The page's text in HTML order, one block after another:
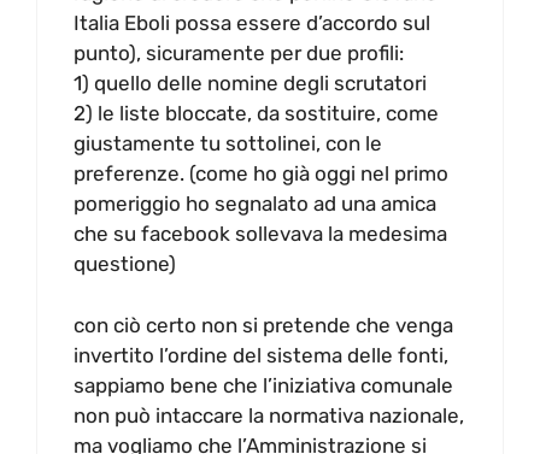
Italia Eboli possa essere d’accordo sul
punto), sicuramente per due profili:
1) quello delle nomine degli scrutatori
2) le liste bloccate, da sostituire, come
giustamente tu sottolinei, con le
preferenze. (come ho già oggi nel primo
pomeriggio ho segnalato ad una amica
che su facebook sollevava la medesima
questione)
con ciò certo non si pretende che venga
invertito l’ordine del sistema delle fonti,
sappiamo bene che l’iniziativa comunale
non può intaccare la normativa nazionale,
ma vogliamo che l’Amministrazione si